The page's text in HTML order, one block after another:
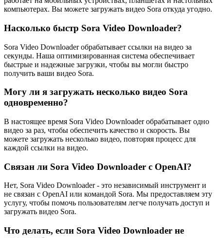
компьютерах. Вы можете загружать видео Sora откуда угодно.
Насколько быстр Sora Video Downloader?
Sora Video Downloader обрабатывает ссылки на видео за
секунды. Наша оптимизированная система обеспечивает
быстрые и надежные загрузки, чтобы вы могли быстро
получить ваши видео Sora.
Могу ли я загружать несколько видео Sora
одновременно?
В настоящее время Sora Video Downloader обрабатывает одно
видео за раз, чтобы обеспечить качество и скорость. Вы
можете загружать несколько видео, повторяя процесс для
каждой ссылки на видео.
Связан ли Sora Video Downloader с OpenAI?
Нет, Sora Video Downloader - это независимый инструмент и
не связан с OpenAI или командой Sora. Мы предоставляем эту
услугу, чтобы помочь пользователям легче получать доступ и
загружать видео Sora.
Что делать, если Sora Video Downloader не